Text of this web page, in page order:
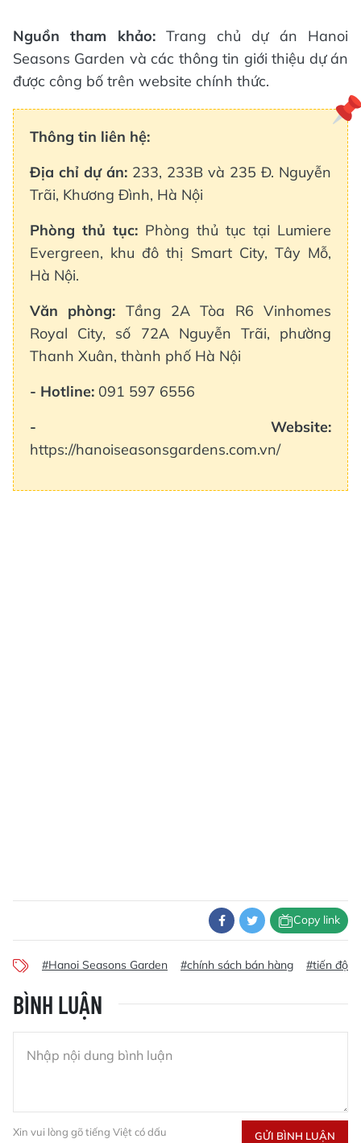
Nguồn tham khảo:Trang chủ dự án Hanoi
Seasons Garden và các thông tin giới thiệu dự án
được công bố trên website chính thức.
Thông tin liên hệ:
Địa chỉ dự án: 233, 233B và 235 Đ. Nguyễn
Trãi, Khương Đình, Hà Nội
Phòng thủ tục: Phòng thủ tục tại Lumiere
Evergreen, khu đô thị Smart City, Tây Mỗ,
Hà Nội.
Văn phòng: Tầng 2A Tòa R6 Vinhomes
Royal City, số 72A Nguyễn Trãi, phường
Thanh Xuân, thành phố Hà Nội
- Hotline: 091 597 6556
- Website:
https://hanoiseasonsgardens.com.vn/
Copy link
#Hanoi Seasons Garden #chính sách bán hàng #tiến độ
BÌNH LUẬN
Xin vui lòng gõ tiếng Việt có dấu GỬI BÌNH LUẬN